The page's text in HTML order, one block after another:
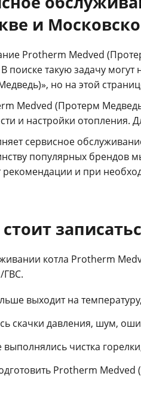
и
Protherm Medved
поиске такую задачу
но на этой
Medved (Протерм
и настройки отопления.
сервисное
популярных брендов
рекомендации и при
котла Protherm
ГВС.
выходит на
скачки давления, шум,
выполнялись чистка
Protherm Medved